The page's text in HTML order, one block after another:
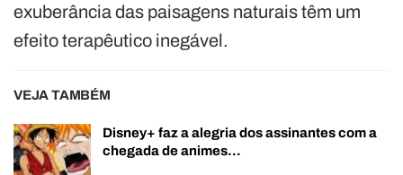
exuberância das paisagens naturais têm um
efeito terapêutico inegável.
VEJA TAMBÉM
Disney+ faz a alegria dos assinantes com a
chegada de animes…